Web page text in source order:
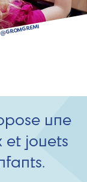
une
et jouets